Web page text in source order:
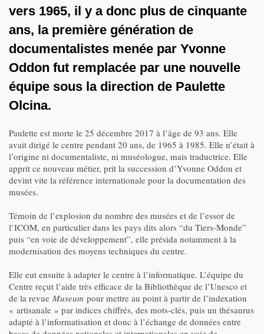
vers 1965, il y a donc plus de cinquante
ans, la première génération de
documentalistes menée par Yvonne
Oddon fut remplacée par une nouvelle
équipe sous la direction de Paulette
Olcina.
Paulette est morte le 25 décembre 2017 à l’âge de 93 ans. Elle
avait dirigé le centre pendant 20 ans, de 1965 à 1985. Elle n’était à
l’origine ni documentaliste, ni muséologue, mais traductrice. Elle
apprit ce nouveau métier, prit la succession d’Yvonne Oddon et
devint vite la référence internationale pour la documentation des
musées.
Témoin de l’explosion du nombre des musées et de l’essor de
l’ICOM, en particulier dans les pays dits alors “du Tiers-Monde”
puis “en voie de développement”, elle présida notamment à la
modernisation des moyens techniques du centre.
Elle eut ensuite à adapter le centre à l’informatique. L’équipe du
Centre reçut l’aide très efficace de la Bibliothèque de l’Unesco et
de la revue Museum pour mettre au point à partir de l’indexation
« artisanale » par indices chiffrés, des mots-clés, puis un thésaurus
adapté à l’informatisation et donc à l’échange de données entre